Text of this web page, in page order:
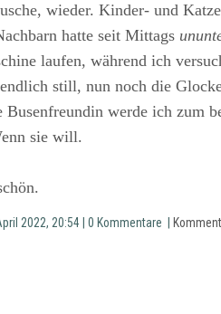
wieder. Kinder- und
hatte seit Mittags
laufen, während ich
still, nun noch die
Busenfreundin werde ich zum
sie will.
2022, 20:54 | 0 Kommentare |